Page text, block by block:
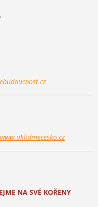
www.uklidmecesko.cz
NA SVÉ KOŘENY